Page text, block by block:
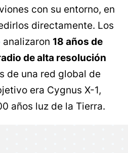
con su entorno, en
directamente. Los
analizaron 18 años de
de alta resolución
de una red global de
era Cygnus X-1,
años luz de la Tierra.